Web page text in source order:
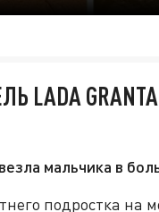
LADA
мальчика в
подростка на